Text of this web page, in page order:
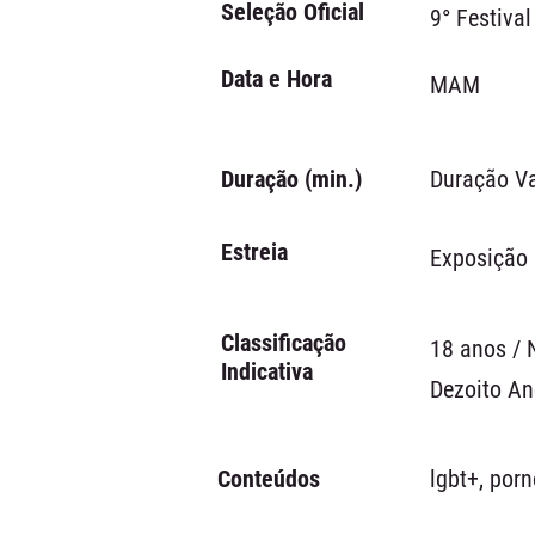
Seleção Oficial 9° Festival
Data e Hora MAM
Duração (min.) Duração
Estreia
Classificação
Indicativa
18 anos /
Dezoito
Conteúdos lgbt+,